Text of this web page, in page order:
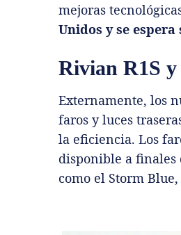
mejoras
Unidos y se
Rivian R1S y
Externamente, los
faros y luces
la eficiencia. Los
disponible a finales
como el Storm